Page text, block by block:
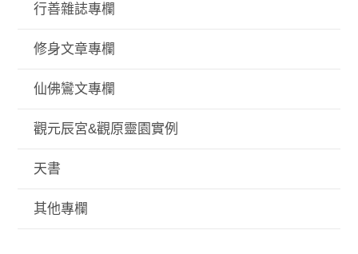
行善雜誌專欄
修身文章專欄
仙佛鸞文專欄
觀元辰宮&觀原靈園實例
天書
其他專欄